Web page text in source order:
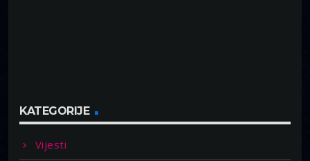
KATEGORIJE
Vijesti